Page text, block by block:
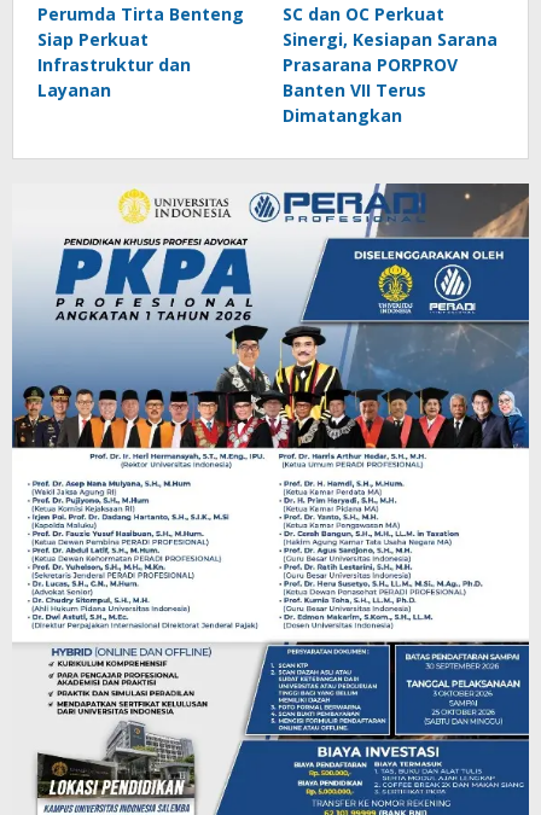
Perumda Tirta Benteng
Siap Perkuat
Infrastruktur dan
Layanan
SC dan OC Perkuat
Sinergi, Kesiapan Sarana
Prasarana PORPROV
Banten VII Terus
Dimatangkan